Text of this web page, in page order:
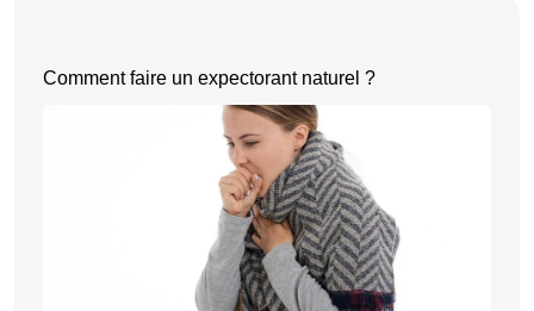
Comment faire un expectorant naturel ?